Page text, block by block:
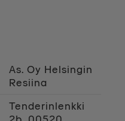
As. Oy Helsingin
Resiina
Tenderinlenkki